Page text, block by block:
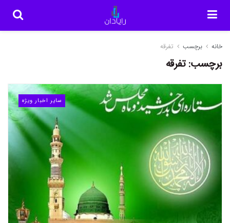
خانه برچسب تفرقه
برچسب:تفرقه
سایر اخبار ویژه